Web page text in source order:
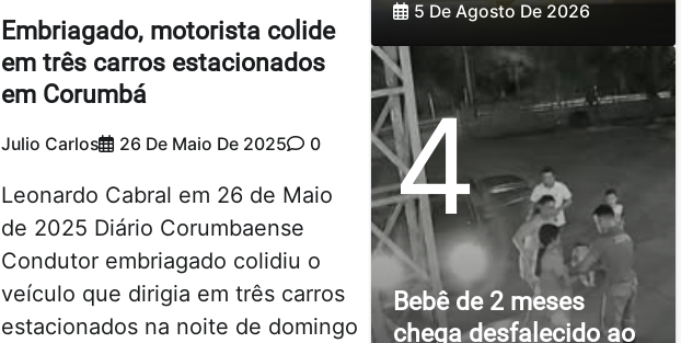
Embriagado, motorista colide
em três carros estacionados
em Corumbá
Julio Carlos 26 De Maio De 2025 0
Leonardo Cabral em 26 de Maio
de 2025 Diário Corumbaense
Condutor embriagado colidiu o
veículo que dirigia em três carros
estacionados na noite de domingo
5 De Agosto De 2026
4
Bebê de 2 meses
chega desfalecido ao